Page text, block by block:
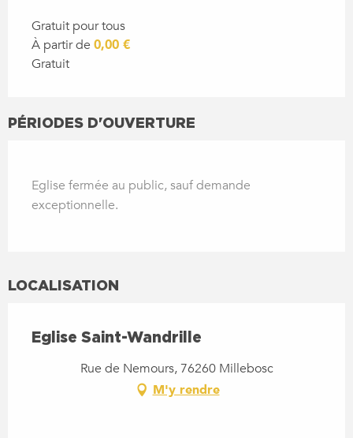
Gratuit pour tous
À partir de 0,00 €
Gratuit
PÉRIODES D'OUVERTURE
Eglise fermée au public, sauf demande
exceptionnelle.
LOCALISATION
Eglise Saint-Wandrille
Rue de Nemours, 76260 Millebosc
M'y rendre